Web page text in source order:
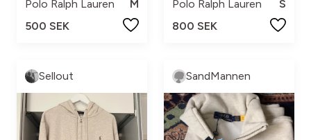
Polo Ralph Lauren
M
500 SEK
Polo Ralph Lauren
S
800 SEK
Sellout SandMannen